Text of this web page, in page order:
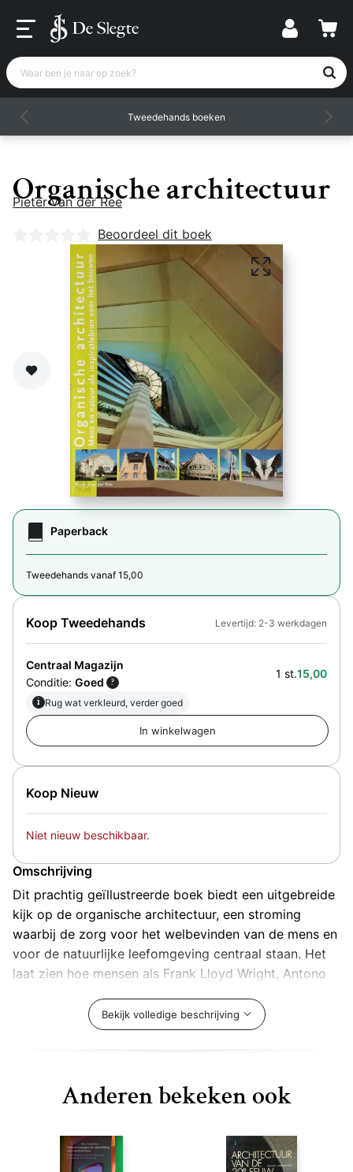
Waar ben je naar op zoek?
Tweedehands boeken
Organische architectuur
Pieter van der Ree
Nog geen beoordelingen
Beoordeel dit boek
Zet op verlanglijst
Paperback
Tweedehands vanaf 15,00
Koop Tweedehands
Centraal Magazijn
Conditie: Goed ?
1 st.15,00
i Rug wat verkleurd, verder goed
Levertijd: 2-3 werkdagen
Koop Nieuw
Niet nieuw beschikbaar.
Omschrijving
Dit prachtig geïllustreerde boek biedt een uitgebreide
kijk op de organische architectuur, een stroming
waarbij de zorg voor het welbevinden van de mens en
voor de natuurlijke leefomgeving centraal staan. Het
laat zien hoe mensen als Frank Lloyd Wright, Antono
gespeeld bij de ontstaansgeschiedenis van de
organische architectuur. Tevens biedt het een
Beschouwingen over ecologisch bouwen, bouwen en
actualiteit van onze eeuw.
Bekijk volledige beschrijving
Anderen bekeken ook